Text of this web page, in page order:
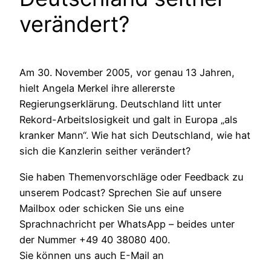
verändert?
Am 30. November 2005, vor genau 13 Jahren,
hielt Angela Merkel ihre allererste
Regierungserklärung. Deutschland litt unter
Rekord-Arbeitslosigkeit und galt in Europa „als
kranker Mann“. Wie hat sich Deutschland, wie hat
sich die Kanzlerin seither verändert?
Sie haben Themenvorschläge oder Feedback zu
unserem Podcast? Sprechen Sie auf unsere
Mailbox oder schicken Sie uns eine
Sprachnachricht per WhatsApp – beides unter
der Nummer +49 40 38080 400.
Sie können uns auch E-Mail an